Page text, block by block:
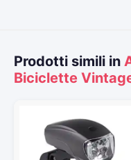
Prodotti simili in
Biciclette